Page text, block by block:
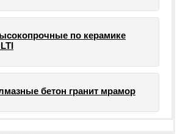
по керамике
бетон гранит мрамор